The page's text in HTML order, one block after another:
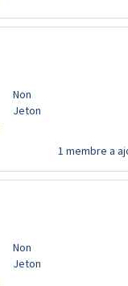
Non
Jeton
1 membre a
Non
Jeton